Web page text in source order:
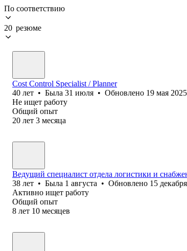
По соответствию
20 резюме
Cost Control Specialist / Planner
40 лет • Была 31 июля • Обновлено 19 мая 2025
Не ищет работу
Общий опыт
20 лет 3 месяца
Ведущий специалист отдела логистики и
38 лет • Была 1 августа • Обновлено 15
Активно ищет работу
Общий опыт
8 лет 10 месяцев